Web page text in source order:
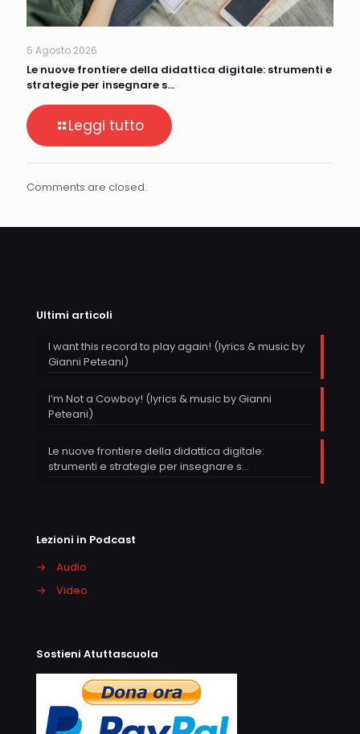
5 Agosto 2026
Le nuove frontiere della didattica digitale: strumenti e
strategie per insegnare s…
Leggi tutto
Comments are closed.
Ultimi articoli
I want this record to play again! (lyrics & music by
Gianni Peteani)
I’m Not a Cowboy! (lyrics & music by Gianni
Peteani)
Le nuove frontiere della didattica digitale:
strumenti e strategie per insegnare s…
Lezioni in Podcast
→
Audio
→
Video
Sostieni Atuttascuola